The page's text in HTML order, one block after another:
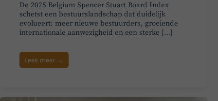
De 2025 Belgium Spencer Stuart Board Index
schetst een bestuurslandschap dat duidelijk
evolueert: meer nieuwe bestuurders, groeiende
internationale aanwezigheid en een sterke […]
Lees meer →